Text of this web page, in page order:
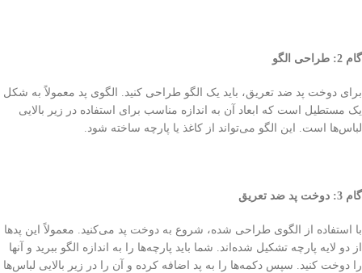
گام 2: طراحی الگو
برای دوخت پد ضد تعریق، باید یک الگو طراحی کنید. الگوی پد معمولاً به شکل
یک مستطیل است که ابعاد آن به اندازه مناسب برای استفاده در زیر بالایی
لباس‌ها است. این الگو می‌تواند از کاغذ یا پارچه ساخته شود.
گام 3: دوخت پد ضد تعریق
با استفاده از الگوی طراحی شده، شروع به دوخت پد می‌کنید. معمولاً این پد‌ها
از دو لایه پارچه تشکیل شده‌اند. شما باید پارچه‌ها را به اندازه الگو ببرید و آنها
را دوخت کنید. سپس دکمه‌ها را به پد اضافه کرده و آن را در زیر بالایی لباس‌ها